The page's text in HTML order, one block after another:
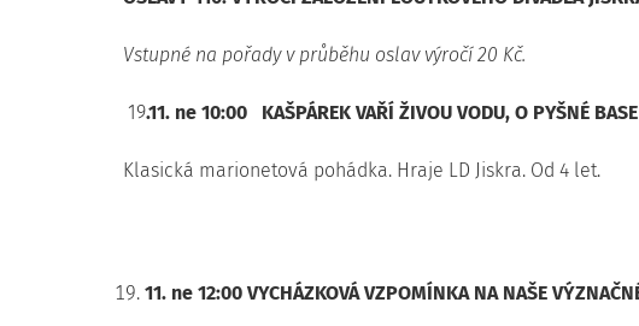
Vstupné na pořady v průběhu oslav výročí 20 Kč.
19.11. ne 10:00 KAŠPÁREK VAŘÍ ŽIVOU VODU, O PYŠNÉ BASE
Klasická marionetová pohádka. Hraje LD Jiskra. Od 4 let.
11. ne 12:00 VYCHÁZKOVÁ VZPOMÍNKA NA NAŠE